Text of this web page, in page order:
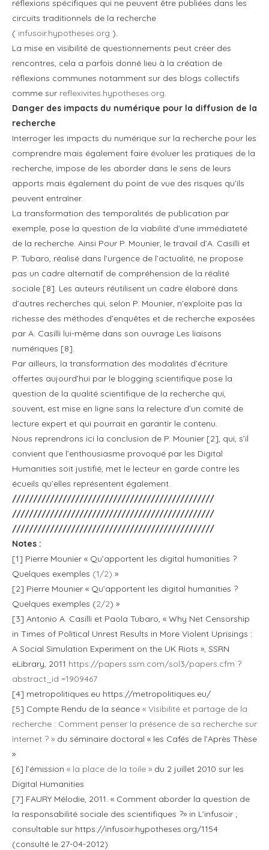
réflexions spécifiques qui ne peuvent être publiées dans les
circuits traditionnels de la recherche
( infusoir.hypotheses.org ).
La mise en visibilité de questionnements peut créer des
rencontres, cela a parfois donné lieu à la création de
réflexions communes notamment sur des blogs collectifs
comme sur reflexivites.hypotheses.org.
Danger des impacts du numérique pour la diffusion de la
recherche
Interroger les impacts du numérique sur la recherche pour les
comprendre mais également faire évoluer les pratiques de la
recherche, impose de les aborder dans le sens de leurs
apports mais également du point de vue des risques qu’ils
peuvent entraîner.
La transformation des temporalités de publication par
exemple, pose la question de la viabilité d’une immédiateté
de la recherche. Ainsi Pour P. Mounier, le travail d’A. Casilli et
P. Tubaro, réalisé dans l’urgence de l’actualité, ne propose
pas un cadre alternatif de compréhension de la réalité
sociale [8]. Les auteurs réutilisent un cadre élaboré dans
d’autres recherches qui, selon P. Mounier, n’exploite pas la
richesse des méthodes d’enquêtes et de recherche exposées
par A. Casilli lui-même dans son ouvrage Les liaisons
numériques [8].
Par ailleurs, la transformation des modalités d’écriture
offertes aujourd’hui par le blogging scientifique pose la
question de la qualité scientifique de la recherche qui,
souvent, est mise en ligne sans la relecture d’un comité de
lecture expert et qui pourrait en garantir le contenu.
Nous reprendrons ici la conclusion de P. Mounier [2], qui, s’il
convient que l’enthousiasme provoqué par les Digital
Humanities soit justifié, met le lecteur en garde contre les
écueils qu’elles représentent également.
////////////////////////////////////////////////
////////////////////////////////////////////////
////////////////////////////////////////////////
Notes :
[1] Pierre Mounier « Qu’apportent les digital humanities ?
Quelques exemples (1/2) »
[2] Pierre Mounier « Qu’apportent les digital humanities ?
Quelques exemples (2/2) »
[3] Antonio A. Casilli et Paola Tubaro, « Why Net Censorship
in Times of Political Unrest Results in More Violent Uprisings :
A Social Simulation Experiment on the UK Riots », SSRN
eLibrary, 2011 https://papers.ssrn.com/sol3/papers.cfm ?
abstract_id =1909467
[4] metropolitiques.eu https://metropolitiques.eu/
[5] Compte Rendu de la séance « Visibilité et partage de la
recherche : Comment penser la présence de sa recherche sur
internet ? » du séminaire doctoral « les Cafés de l’Après Thèse
»
[6] l’émission « la place de la toile » du 2 juillet 2010 sur les
Digital Humanities
[7] FAURY Mélodie, 2011. « Comment aborder la question de
la responsabilité sociale des scientifiques ?» in L’infusoir ;
consultable sur https://infusoir.hypotheses.org/1154
(consulté le 27-04-2012)